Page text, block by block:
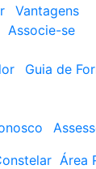
Vantagens
Associe-se
Guia de
Área